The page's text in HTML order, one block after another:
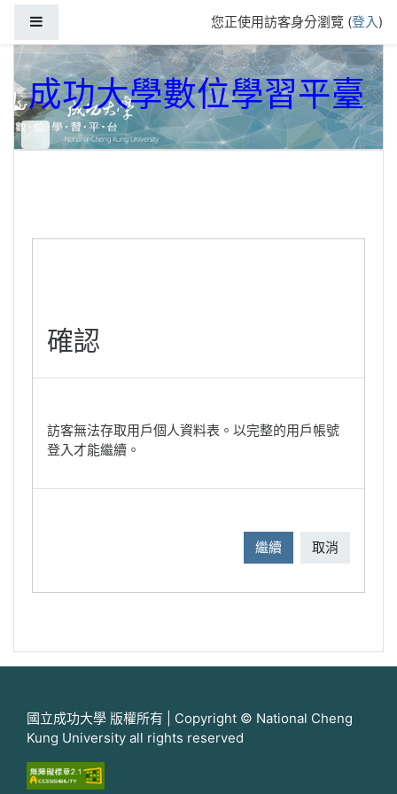
您正使用訪客身分瀏覽 (登入)
成功大學數位學習平臺
確認
訪客無法存取用戶個人資料表。以完整的用戶帳號
登入才能繼續。
繼續 取消
國立成功大學 版權所有 | Copyright © National Cheng
Kung University all rights reserved